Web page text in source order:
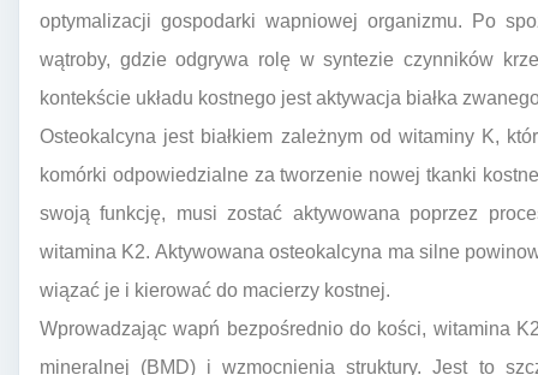
optymalizacji gospodarki wapniowej organizmu. Po
wątroby, gdzie odgrywa rolę w syntezie czynników
kontekście układu kostnego jest aktywacja białka
Osteokalcyna jest białkiem zależnym od witaminy K,
komórki odpowiedzialne za tworzenie nowej tkanki
swoją funkcję, musi zostać aktywowana poprzez
witamina K2. Aktywowana osteokalcyna ma silne
wiązać je i kierować do macierzy kostnej.
Wprowadzając wapń bezpośrednio do kości, witamina
mineralnej (BMD) i wzmocnienia struktury. Jest to